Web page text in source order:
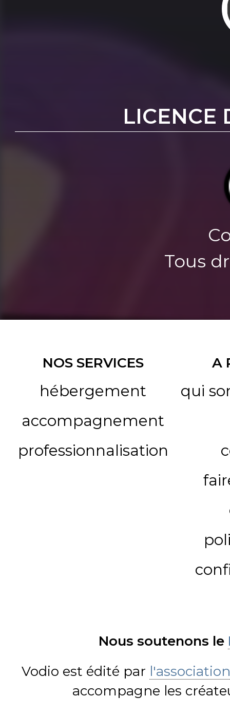
LICENCE
Tous
NOS SERVICES
hébergement
accompagnement
professionnalisation
A
qui